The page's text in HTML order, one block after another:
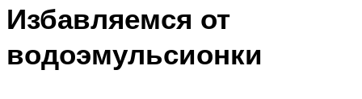
Избавляемся от
водоэмульсионки